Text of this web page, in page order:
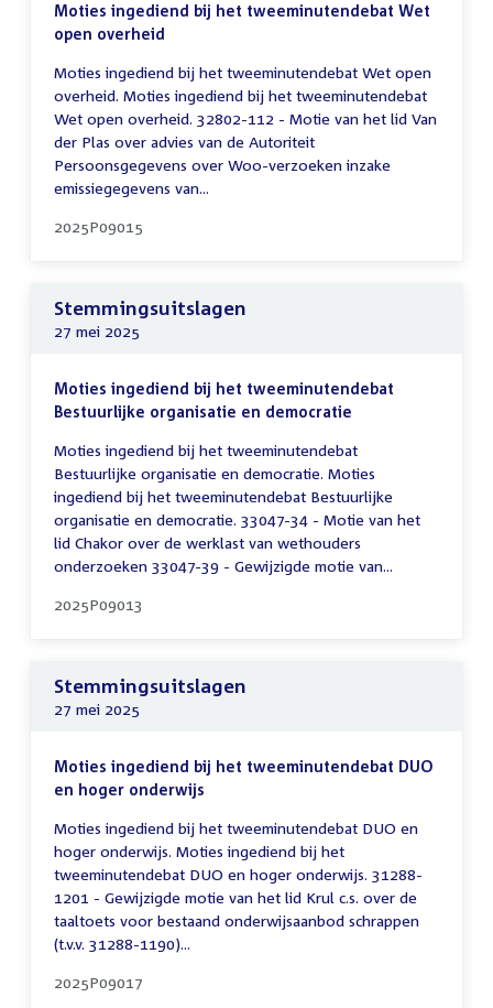
Moties ingediend bij het tweeminutendebat Wet
open overheid
Moties ingediend bij het tweeminutendebat Wet open
overheid. Moties ingediend bij het tweeminutendebat
Wet open overheid. 32802-112 - Motie van het lid Van
der Plas over advies van de Autoriteit
Persoonsgegevens over Woo-verzoeken inzake
emissiegegevens van...
2025P09015
Stemmingsuitslagen
27 mei 2025
Moties ingediend bij het tweeminutendebat
Bestuurlijke organisatie en democratie
Moties ingediend bij het tweeminutendebat
Bestuurlijke organisatie en democratie. Moties
ingediend bij het tweeminutendebat Bestuurlijke
organisatie en democratie. 33047-34 - Motie van het
lid Chakor over de werklast van wethouders
onderzoeken 33047-39 - Gewijzigde motie van...
2025P09013
Stemmingsuitslagen
27 mei 2025
Moties ingediend bij het tweeminutendebat DUO
en hoger onderwijs
Moties ingediend bij het tweeminutendebat DUO en
hoger onderwijs. Moties ingediend bij het
tweeminutendebat DUO en hoger onderwijs. 31288-
1201 - Gewijzigde motie van het lid Krul c.s. over de
taaltoets voor bestaand onderwijsaanbod schrappen
(t.v.v. 31288-1190)...
2025P09017